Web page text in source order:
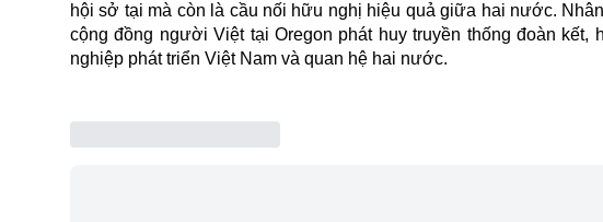
hội sở tại mà còn là cầu nối hữu nghị hiệu quả giữa hai nước.
cộng đồng người Việt tại Oregon phát huy truyền thống đoàn
nghiệp phát triển Việt Nam và quan hệ hai nước.